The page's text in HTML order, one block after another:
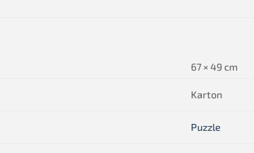
67 × 49 cm
Karton
Puzzle